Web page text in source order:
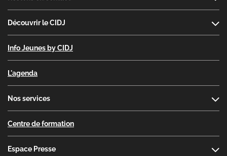
Découvrir le CIDJ
Info Jeunes by CIDJ
L'agenda
Nos services
Centre de formation
Espace Presse